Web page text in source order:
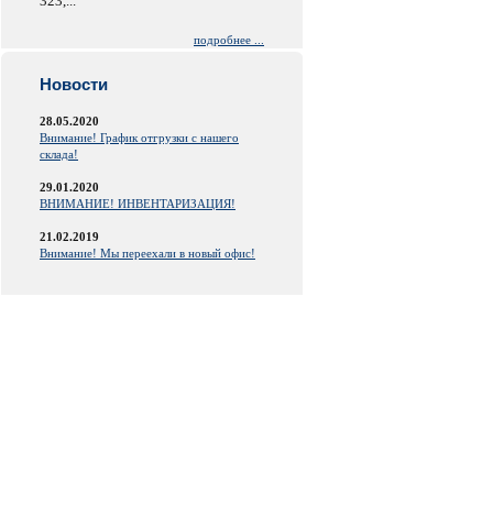
подробнее ...
Новости
28.05.2020
Внимание! График отгрузки с нашего
склада!
29.01.2020
ВНИМАНИЕ! ИНВЕНТАРИЗАЦИЯ!
21.02.2019
Внимание! Мы переехали в новый офис!